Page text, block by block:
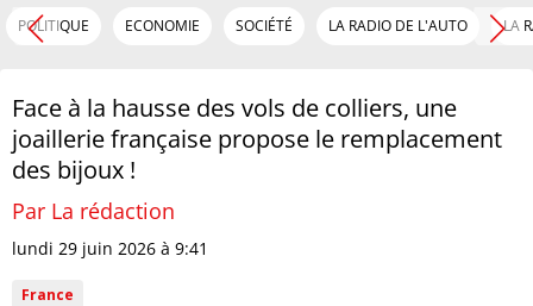
POLITIQUE ECONOMIE SOCIÉTÉ LA RADIO DE L'AUTO LA
Face à la hausse des vols de colliers, une
joaillerie française propose le remplacement
des bijoux !
Par La rédaction
lundi 29 juin 2026 à 9:41
France